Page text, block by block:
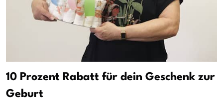
10 Prozent Rabatt für dein Geschenk zur
Geburt